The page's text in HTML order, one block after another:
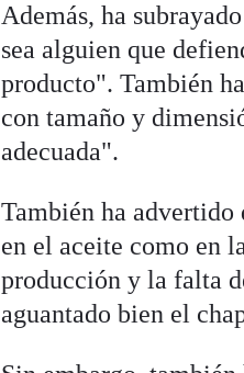
Además, ha
sea alguien que
producto". También
con tamaño y
adecuada".
También ha advertido
en el aceite como en
producción y la falta
aguantado bien el